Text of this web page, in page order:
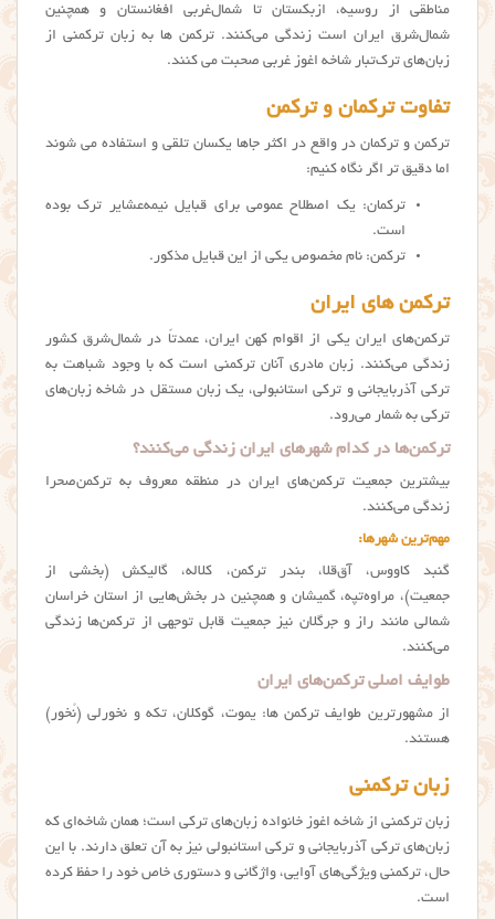
مناطقی از روسیه، ازبکستان تا شمال‌غربی افغانستان و همچنین
شمال‌شرق ایران است زندگی می‌کنند. ترکمن ها به زبان ترکمنی از
زبان‌های ترک‌تبار شاخه اغوز غربی صحبت می کنند.
تفاوت ترکمان و ترکمن
ترکمن و ترکمان در واقع در اکثر جاها یکسان تلقی و استفاده می شوند
اما دقیق تر اگر نگاه کنیم:
ترکمان: یک اصطلاح عمومی برای قبایل نیمه‌عشایر ترک بوده
است.
ترکمن: نام مخصوص یکی از این قبایل مذکور.
ترکمن های ایران
ترکمن‌های ایران یکی از اقوام کهن ایران، عمدتاً در شمال‌شرق کشور
زندگی می‌کنند. زبان مادری آنان ترکمنی است که با وجود شباهت به
ترکی آذربایجانی و ترکی استانبولی، یک زبان مستقل در شاخه زبان‌های
ترکی به شمار می‌رود.
ترکمن‌ها در کدام شهرهای ایران زندگی می‌کنند؟
بیشترین جمعیت ترکمن‌های ایران در منطقه معروف به ترکمن‌صحرا
زندگی می‌کنند.
مهم‌ترین شهرها:
گنبد کاووس، آق‌قلا، بندر ترکمن، کلاله، گالیکش (بخشی از
جمعیت)، مراوه‌تپه، گمیشان و همچنین در بخش‌هایی از استان خراسان
شمالی مانند راز و جرگلان نیز جمعیت قابل توجهی از ترکمن‌ها زندگی
می‌کنند.
طوایف اصلی ترکمن‌های ایران
از مشهورترین طوایف ترکمن ها: یموت، گوکلان، تکه و نخورلی (نُخور)
هستند.
زبان ترکمنی
زبان ترکمنی از شاخه اغوز خانواده زبان‌های ترکی است؛ همان شاخه‌ای که
زبان‌های ترکی آذربایجانی و ترکی استانبولی نیز به آن تعلق دارند. با این
حال، ترکمنی ویژگی‌های آوایی، واژگانی و دستوری خاص خود را حفظ کرده
است.